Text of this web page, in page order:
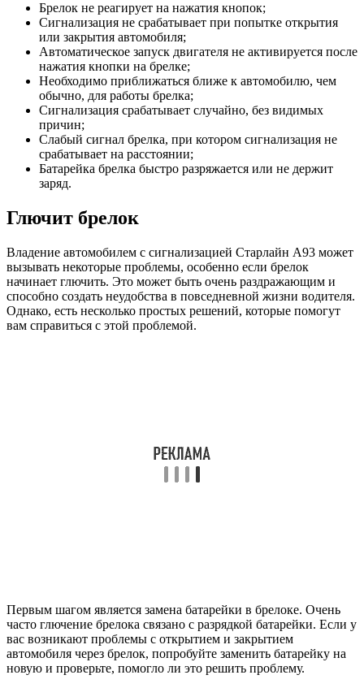
Брелок не реагирует на нажатия кнопок;
Сигнализация не срабатывает при попытке открытия
или закрытия автомобиля;
Автоматическое запуск двигателя не активируется после
нажатия кнопки на брелке;
Необходимо приближаться ближе к автомобилю, чем
обычно, для работы брелка;
Сигнализация срабатывает случайно, без видимых
причин;
Слабый сигнал брелка, при котором сигнализация не
срабатывает на расстоянии;
Батарейка брелка быстро разряжается или не держит
заряд.
Глючит брелок
Владение автомобилем с сигнализацией Старлайн А93 может
вызывать некоторые проблемы, особенно если брелок
начинает глючить. Это может быть очень раздражающим и
способно создать неудобства в повседневной жизни водителя.
Однако, есть несколько простых решений, которые помогут
вам справиться с этой проблемой.
Первым шагом является замена батарейки в брелоке. Очень
часто глючение брелока связано с разрядкой батарейки. Если у
вас возникают проблемы с открытием и закрытием
автомобиля через брелок, попробуйте заменить батарейку на
новую и проверьте, помогло ли это решить проблему.